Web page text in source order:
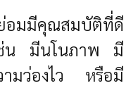
มีคุณสมบัติที่ดี
ช่น มีนโนภาพ มี
มว่องไว หรือมี